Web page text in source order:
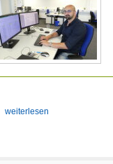
weiterlesen